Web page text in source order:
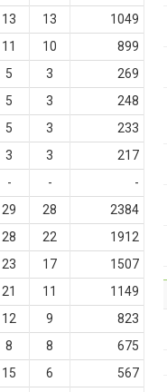
13 13
1049
11 10
899
5 3
269
5 3
248
5 3
233
3 3
217
- -
-
29 28
2384
28 22
1912
23 17
1507
21 11
1149
12 9
823
8 8
675
15 6
567